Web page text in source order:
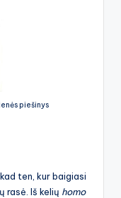
piešinys
ten, kur baigiasi
rasė. Iš kelių homo